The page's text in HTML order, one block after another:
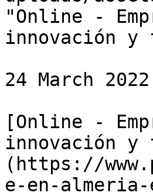
"Online -
innovación y
24 March 2022
[Online -
innovación y
(https://
e-en-